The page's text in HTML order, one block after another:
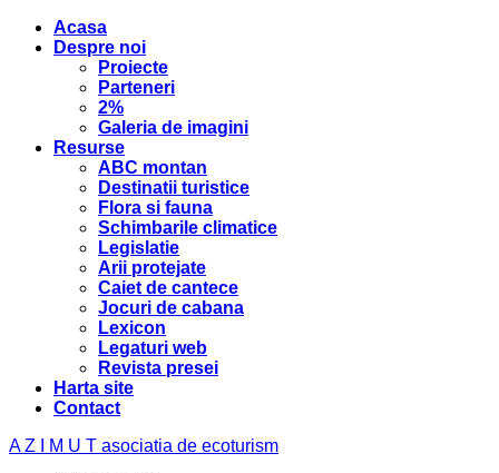
Acasa
Despre noi
Proiecte
Parteneri
2%
Galeria de imagini
Resurse
ABC montan
Destinatii turistice
Flora si fauna
Schimbarile climatice
Legislatie
Arii protejate
Caiet de cantece
Jocuri de cabana
Lexicon
Legaturi web
Revista presei
Harta site
Contact
A Z I M U T asociatia de ecoturism